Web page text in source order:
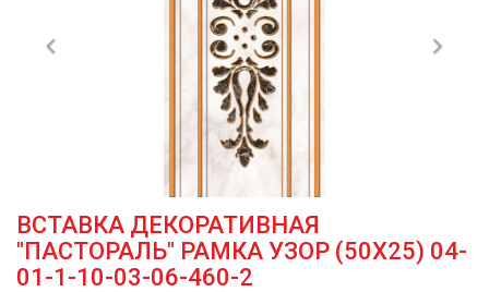
Previous
ВСТАВКА ДЕКОРАТИВНАЯ
"ПАСТОРАЛЬ" РАМКА УЗОР (50Х25) 04-
01-1-10-03-06-460-2